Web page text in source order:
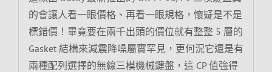
的會讓人看一眼價格、再看一眼規格，懷疑是不是
標錯價！畢竟要在兩千出頭的價位就有整整 5 層的
Gasket 結構來減震降噪屬實罕見，更何況它還是有
兩種配列選擇的無線三模機械鍵盤，這 CP 值強得